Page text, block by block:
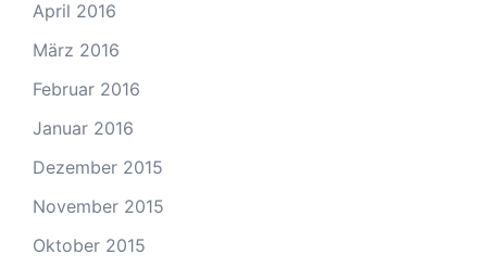
April 2016
März 2016
Februar 2016
Januar 2016
Dezember 2015
November 2015
Oktober 2015